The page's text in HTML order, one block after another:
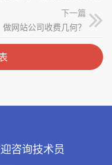
下一篇
做网站公司收费几何？
咨询技术员